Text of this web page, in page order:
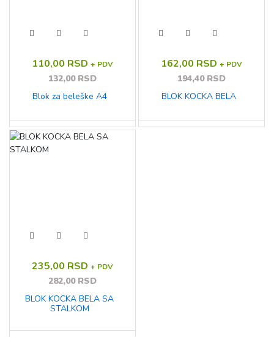
110,00 RSD + PDV
132,00 RSD
Blok za beleške A4
162,00 RSD + PDV
194,40 RSD
BLOK KOCKA BELA
235,00 RSD + PDV
282,00 RSD
BLOK KOCKA BELA SA
STALKOM